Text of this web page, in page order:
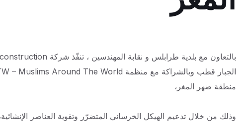
الجبار قطب وبالشراكة مع منظمة MATW – Muslims
منطقة ضهر المغر،
وذلك من خلال تدعيم الهيكل الخرساني المتضرّر وتقوية العناصر